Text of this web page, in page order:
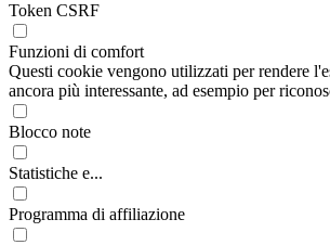
Token CSRF
Funzioni di comfort
Questi cookie vengono utilizzati per rendere
ancora più interessante, ad esempio per
Blocco note
Statistiche e...
Programma di affiliazione